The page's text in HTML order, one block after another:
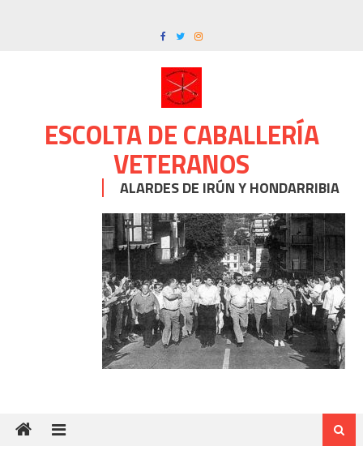
ESCOLTA DE CABALLERÍA
VETERANOS
ALARDES DE IRÚN Y HONDARRIBIA